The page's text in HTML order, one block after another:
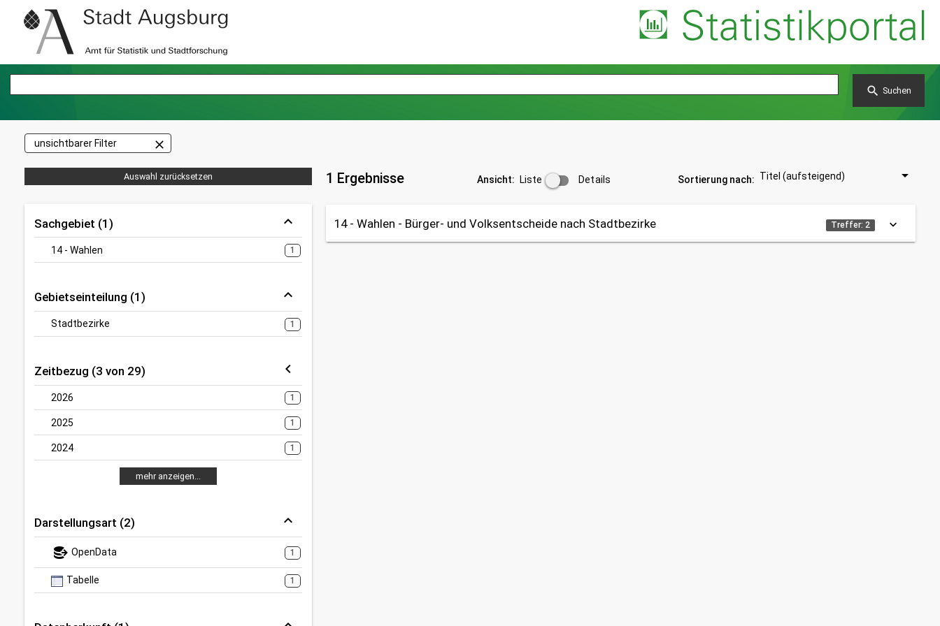
Suchen
search
unsichtbarer Filter close
Auswahl zurücksetzen
Sachgebiet (1)
14 - Wahlen 1
Gebietseinteilung (1)
Stadtbezirke 1
Zeitbezug (3 von 29)
2026 1
2025 1
2024 1
mehr anzeigen...
Darstellungsart (2)
OpenData 1
Tabelle 1
1 Ergebnisse Ansicht: Liste Details Sortierung nach: Titel (aufsteigend)
14 - Wahlen - Bürger- und Volksentscheide nach Stadtbezirke Treffer: 2 keyboard_arrow_down